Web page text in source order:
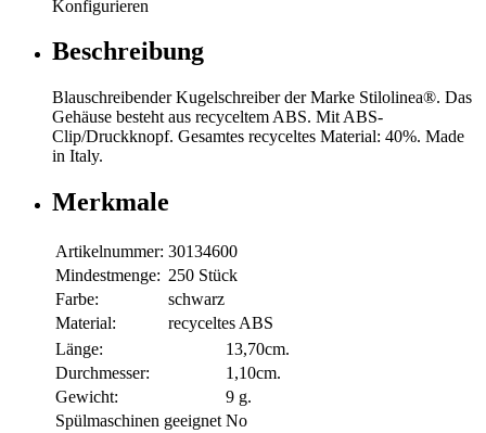
Konfigurieren
Beschreibung
Blauschreibender Kugelschreiber der Marke Stilolinea®. Das
Gehäuse besteht aus recyceltem ABS. Mit ABS-
Clip/Druckknopf. Gesamtes recyceltes Material: 40%. Made
in Italy.
Merkmale
Artikelnummer: 30134600
Mindestmenge: 250 Stück
Farbe:
schwarz
Material:
recyceltes ABS
Länge:
13,70cm.
Durchmesser:
1,10cm.
Gewicht:
9 g.
Spülmaschinen geeignet No